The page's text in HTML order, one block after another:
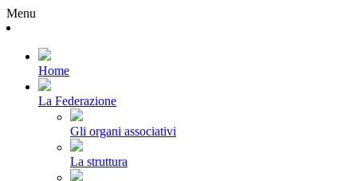
Menu
Home
La Federazione
Gli organi associativi
La struttura